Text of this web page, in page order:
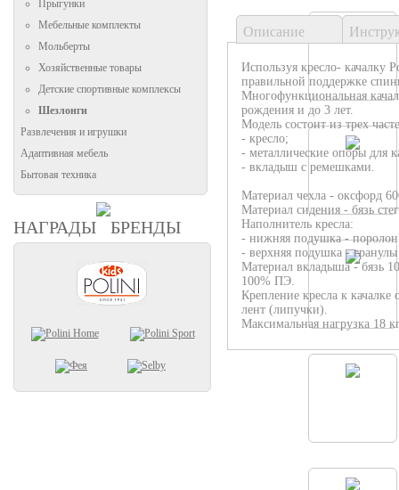
Прыгунки
Мебельные комплекты
Мольберты
Хозяйственные товары
Детские спортивные комплексы
Шезлонги
Развлечения и игрушки
Адаптивная мебель
Бытовая техника
НАГРАДЫ БРЕНДЫ
Описание
Используя кресло- качалку
правильной поддержке
Многофункциональная
рождения и до 3 лет.
Модель состоит из трех
- кресло;
- металлические опоры для
- вкладыш с ремешками.
Материал чехла - оксфорд
Материал сидения - бязь
Наполнитель кресла:
- нижняя подушка -
- верхняя подушка -
Материал вкладыша - бязь
100% ПЭ.
Крепление кресла к
лент (липучки).
Максимальная нагрузка 18